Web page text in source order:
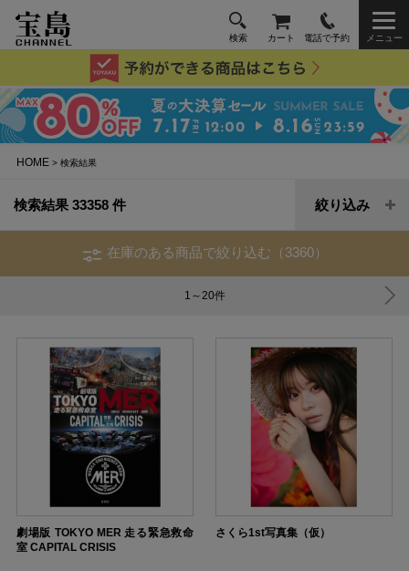
検索 カート 電話で予約 メニュー
HOME > 検索結果
検索結果 33358 件 絞り込み
在庫のある商品で絞り込む（3360）
1～20件
劇場版 TOKYO MER 走る緊急救命
室 CAPITAL CRISIS
さくら1st写真集（仮）